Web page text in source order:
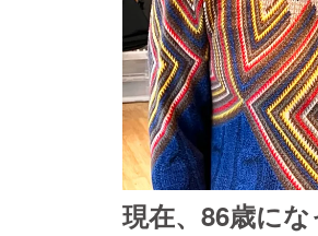
現在、86歳に